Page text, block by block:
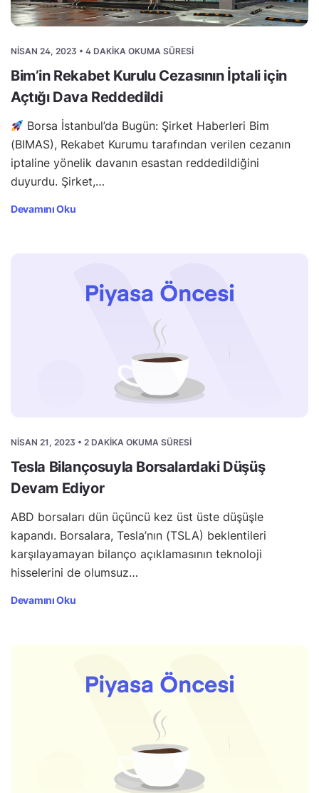
NISAN 24, 2023 • 4 DAKIKA OKUMA SÜRESI
Bim’in Rekabet Kurulu Cezasının İptali için
Açtığı Dava Reddedildi
Borsa İstanbul’da Bugün: Şirket Haberleri Bim
(BIMAS), Rekabet Kurumu tarafından verilen cezanın
iptaline yönelik davanın esastan reddedildiğini
duyurdu. Şirket,…
Devamını Oku
NISAN 21, 2023 • 2 DAKIKA OKUMA SÜRESI
Tesla Bilançosuyla Borsalardaki Düşüş
Devam Ediyor
ABD borsaları dün üçüncü kez üst üste düşüşle
kapandı. Borsalara, Tesla’nın (TSLA) beklentileri
karşılayamayan bilanço açıklamasının teknoloji
hisselerini de olumsuz…
Devamını Oku